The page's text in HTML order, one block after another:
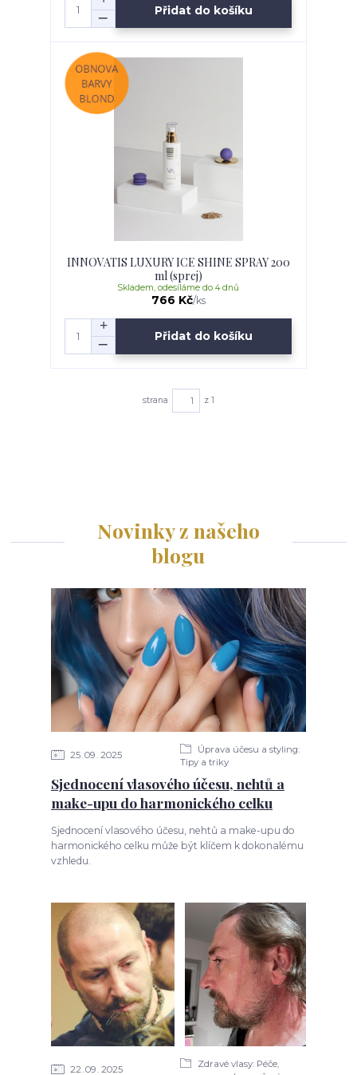
Přidat do košíku
INNOVATIS LUXURY ICE SHINE SPRAY 200
ml (sprej)
766 Kč/ks
Skladem, odesíláme do 4 dnů
Přidat do košíku
strana z 1
Novinky z našeho
blogu
25 09 2025
Úprava účesu a styling:
Tipy a triky
Sjednocení vlasového účesu, nehtů a
make-upu do harmonického celku
Sjednocení vlasového účesu, nehtů a make-upu do
harmonického celku může být klíčem k dokonalému
vzhledu.
22 09 2025
Zdravé vlasy: Péče,